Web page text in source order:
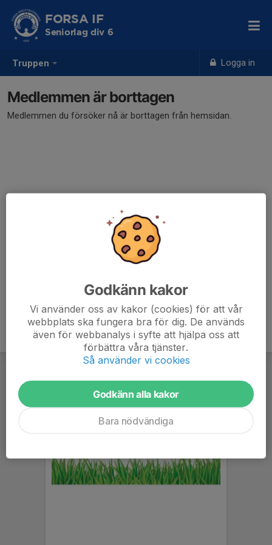
Truppen Logga in
FORSA IF
Seniorlag div 6
Medlemmen är borttagen
Medlemmen du försöker nå är borttagen från hemsidan.
Godkänn kakor
Vi använder oss av kakor (cookies) för att vår
webbplats ska fungera bra för dig. De används
även för webbanalys i syfte att hjälpa oss att
förbättra våra tjänster.
Så använder vi cookies
Godkänn alla kakor
Bara nödvändiga